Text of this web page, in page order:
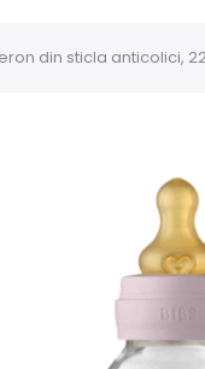
din sticla anticolici,